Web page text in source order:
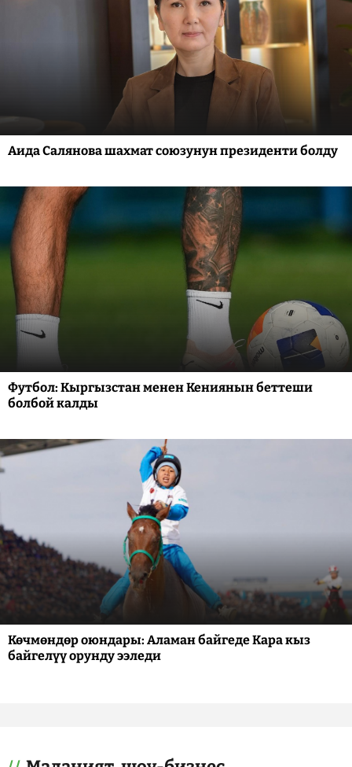
Аида Салянова шахмат союзунун президенти болду
Футбол: Кыргызстан менен Кениянын беттеши
болбой калды
Көчмөндөр оюндары: Аламан байгеде Кара кыз
байгелүү орунду ээледи